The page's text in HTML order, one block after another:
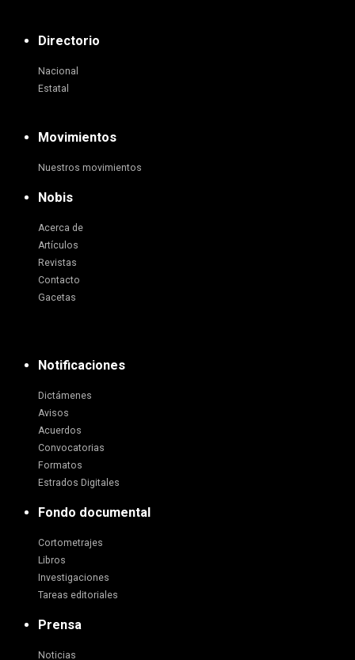
Directorio
Nacional
Estatal
Movimientos
Nuestros movimientos
Nobis
Acerca de
Artículos
Revistas
Contacto
Gacetas
Notificaciones
Dictámenes
Avisos
Acuerdos
Convocatorias
Formatos
Estrados Digitales
Fondo documental
Cortometrajes
Libros
Investigaciones
Tareas editoriales
Prensa
Noticias